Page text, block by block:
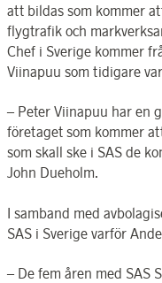
att bildas som kommer
flygtrafik och
Chef i Sverige kommer
Viinapuu som tidigare
– Peter Viinapuu har en
företaget som kommer
som skall ske i SAS de
John Dueholm.
I samband med
SAS i Sverige varför
– De fem åren med SAS